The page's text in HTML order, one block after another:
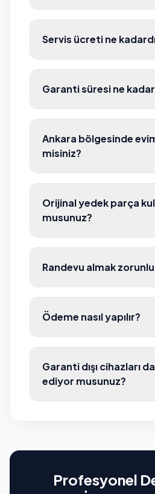
Servis ücreti ne
Garanti süresi ne
Ankara bölgesinde
misiniz?
Orijinal yedek parça
musunuz?
Randevu almak
Ödeme nasıl yapılır?
Garanti dışı cihazları
ediyor musunuz?
Profesyonel